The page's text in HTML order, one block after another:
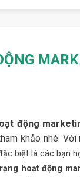
động
khảo nhé.
biệt là các bạn
hoạt động